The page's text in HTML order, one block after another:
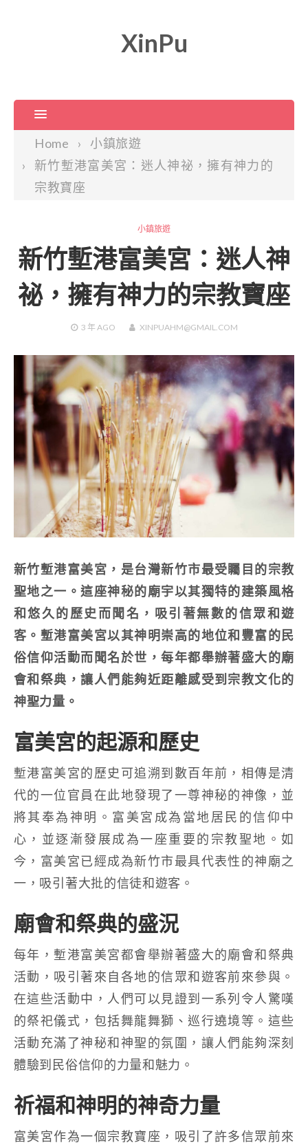
XinPu
Home
小鎮旅遊
新竹塹港富美宮：迷人神祕，擁有神力的
宗教寶座
小鎮旅遊
新竹塹港富美宮：迷人神
祕，擁有神力的宗教寶座
3 年AGO XINPUAHM@GMAIL.COM
新竹塹港富美宮，是台灣新竹市最受矚目的宗教
聖地之一。這座神秘的廟宇以其獨特的建築風格
和悠久的歷史而聞名，吸引著無數的信眾和遊
客。塹港富美宮以其神明崇高的地位和豐富的民
俗信仰活動而聞名於世，每年都舉辦著盛大的廟
會和祭典，讓人們能夠近距離感受到宗教文化的
神聖力量。
富美宮的起源和歷史
塹港富美宮的歷史可追溯到數百年前，相傳是清
代的一位官員在此地發現了一尊神秘的神像，並
將其奉為神明。富美宮成為當地居民的信仰中
心，並逐漸發展成為一座重要的宗教聖地。如
今，富美宮已經成為新竹市最具代表性的神廟之
一，吸引著大批的信徒和遊客。
廟會和祭典的盛況
每年，塹港富美宮都會舉辦著盛大的廟會和祭典
活動，吸引著來自各地的信眾和遊客前來參與。
在這些活動中，人們可以見證到一系列令人驚嘆
的祭祀儀式，包括舞龍舞獅、巡行遶境等。這些
活動充滿了神秘和神聖的氛圍，讓人們能夠深刻
體驗到民俗信仰的力量和魅力。
祈福和神明的神奇力量
富美宮作為一個宗教寶座，吸引了許多信眾前來